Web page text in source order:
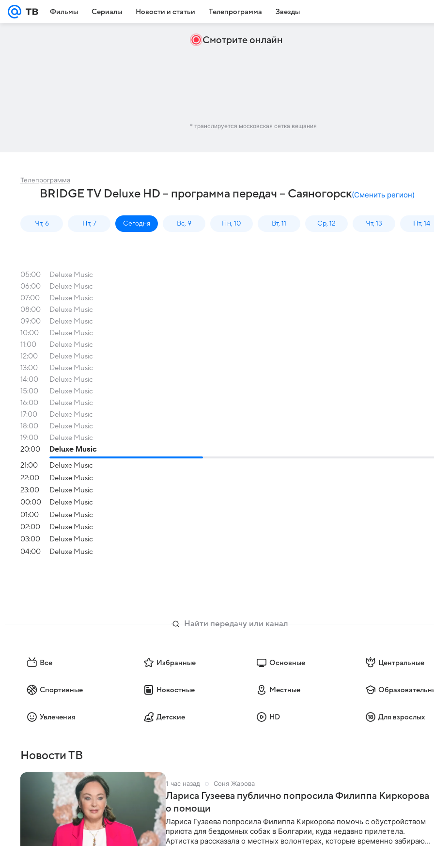
Фильмы Сериалы Новости и статьи Телепрограмма Звезды
Смотрите онлайн
* транслируется московская сетка вещания
Телепрограмма
BRIDGE TV Deluxe HD – программа передач – Саяногорск(Сменить регион)
Чт, 6 Пт, 7 Сегодня Вс, 9 Пн, 10 Вт, 11 Ср, 12 Чт, 13 Пт, 14
05:00
Deluxe Music
06:00
Deluxe Music
07:00
Deluxe Music
08:00
Deluxe Music
09:00
Deluxe Music
10:00
Deluxe Music
11:00
Deluxe Music
12:00
Deluxe Music
13:00
Deluxe Music
14:00
Deluxe Music
15:00
Deluxe Music
16:00
Deluxe Music
17:00
Deluxe Music
18:00
Deluxe Music
19:00
Deluxe Music
20:00
Deluxe Music
21:00
Deluxe Music
22:00
Deluxe Music
23:00
Deluxe Music
00:00
Deluxe Music
01:00
Deluxe Music
02:00
Deluxe Music
03:00
Deluxe Music
04:00
Deluxe Music
Все Избранные Основные Центральные
Спортивные Новостные Местные
Увлечения Детские HD Для взрослых
Новости ТВ
1 час назад Соня Жарова
Лариса Гузеева публично попросила Филиппа Киркорова
о помощи
Лариса Гузеева попросила Филиппа Киркорова помочь с обустройством
приюта для бездомных собак в Болгарии, куда недавно прилетела.
Артистка рассказала о местных волонтерах, которые временно забирают